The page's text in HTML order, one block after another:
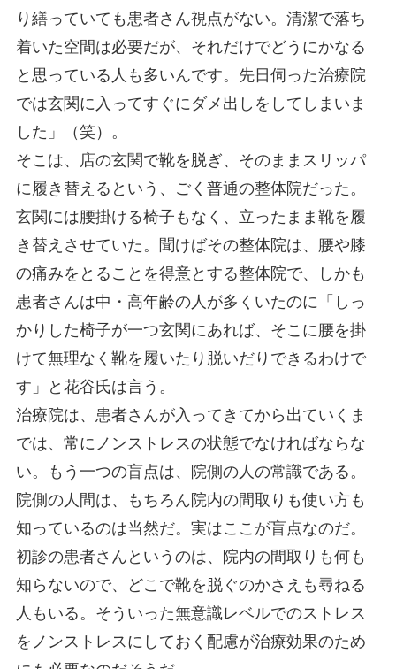
り繕っていても患者さん視点がない。清潔で落ち
着いた空間は必要だが、それだけでどうにかなる
と思っている人も多いんです。先日伺った治療院
では玄関に入ってすぐにダメ出しをしてしまいま
した」（笑）。
そこは、店の玄関で靴を脱ぎ、そのままスリッパ
に履き替えるという、ごく普通の整体院だった。
玄関には腰掛ける椅子もなく、立ったまま靴を履
き替えさせていた。聞けばその整体院は、腰や膝
の痛みをとることを得意とする整体院で、しかも
患者さんは中・高年齢の人が多くいたのに「しっ
かりした椅子が一つ玄関にあれば、そこに腰を掛
けて無理なく靴を履いたり脱いだりできるわけで
す」と花谷氏は言う。
治療院は、患者さんが入ってきてから出ていくま
では、常にノンストレスの状態でなければならな
い。もう一つの盲点は、院側の人の常識である。
院側の人間は、もちろん院内の間取りも使い方も
知っているのは当然だ。実はここが盲点なのだ。
初診の患者さんというのは、院内の間取りも何も
知らないので、どこで靴を脱ぐのかさえも尋ねる
人もいる。そういった無意識レベルでのストレス
をノンストレスにしておく配慮が治療効果のため